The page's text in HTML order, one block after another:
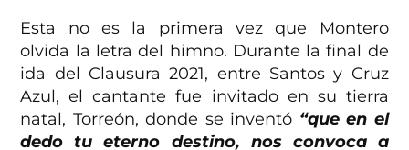
Esta no es la primera vez que Montero
olvida la letra del himno. Durante la final de
ida del Clausura 2021, entre Santos y Cruz
Azul, el cantante fue invitado en su tierra
natal, Torreón, donde se inventó “que en el
dedo tu eterno destino, nos convoca a